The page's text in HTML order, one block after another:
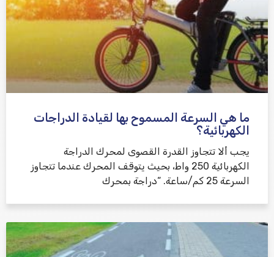
ما هي السرعة المسموح بها لقيادة الدراجات
الكهربائية؟
يجب ألا تتجاوز القدرة القصوى لمحرك الدراجة
الكهربائية 250 واط، بحيث يتوقف المحرك عندما تتجاوز
السرعة 25 كم/ساعة. “دراجة بمحرك